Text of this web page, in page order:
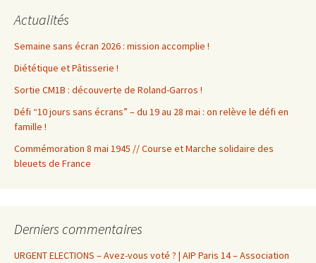
Actualités
Semaine sans écran 2026 : mission accomplie !
Diététique et Pâtisserie !
Sortie CM1B : découverte de Roland-Garros !
Défi “10 jours sans écrans” – du 19 au 28 mai : on relève le défi en
famille !
Commémoration 8 mai 1945 // Course et Marche solidaire des
bleuets de France
Derniers commentaires
URGENT ELECTIONS – Avez-vous voté ? | AIP Paris 14 – Association